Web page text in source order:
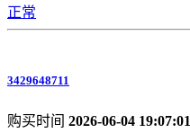
正常
3429648711
购买时间 2026-06-04 19:07:01